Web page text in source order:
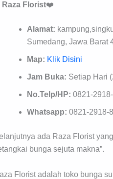
Raza Florist❤️
Alamat:
Sumedang, Jawa Barat
Map: Klik Disini
Jam Buka: Setiap Hari
No.Telp/HP: 0821-
Whatsapp: 0821-2918-
ada Raza Florist
bunga sejuta makna”.
Florist adalah toko bunga